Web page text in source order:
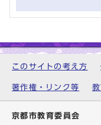
このサイトの考え方
著作権・リンク等
京都市教育委員会